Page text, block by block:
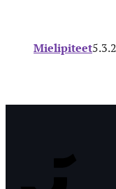
Mielipiteet